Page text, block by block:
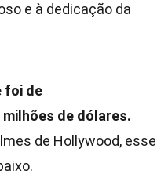
e à dedicação da
foi de
de dólares.
de Hollywood, esse